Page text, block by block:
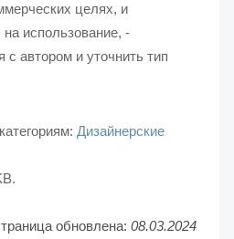
целях, и
использование, -
с автором и уточнить тип
Дизайнерские
обновлена: 08.03.2024